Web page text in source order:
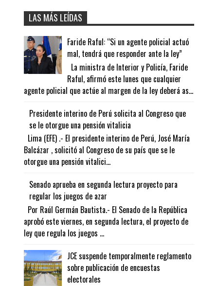
LAS MÁS LEÍDAS
Faride Raful: “Si un agente policial actuó
mal, tendrá que responder ante la ley”
La ministra de Interior y Policía, Faride
Raful, afirmó este lunes que cualquier
agente policial que actúe al margen de la ley deberá as...
Presidente interino de Perú solicita al Congreso que
se le otorgue una pensión vitalicia
Lima (EFE) .- El presidente interino de Perú, José María
Balcázar , solicitó al Congreso de su país que se le
otorgue una pensión vitalici...
Senado aprueba en segunda lectura proyecto para
regular los juegos de azar
Por Raúl Germán Bautista.- El Senado de la República
aprobó este viernes, en segunda lectura, el proyecto de
ley que regula los juegos ...
JCE suspende temporalmente reglamento
sobre publicación de encuestas
electorales